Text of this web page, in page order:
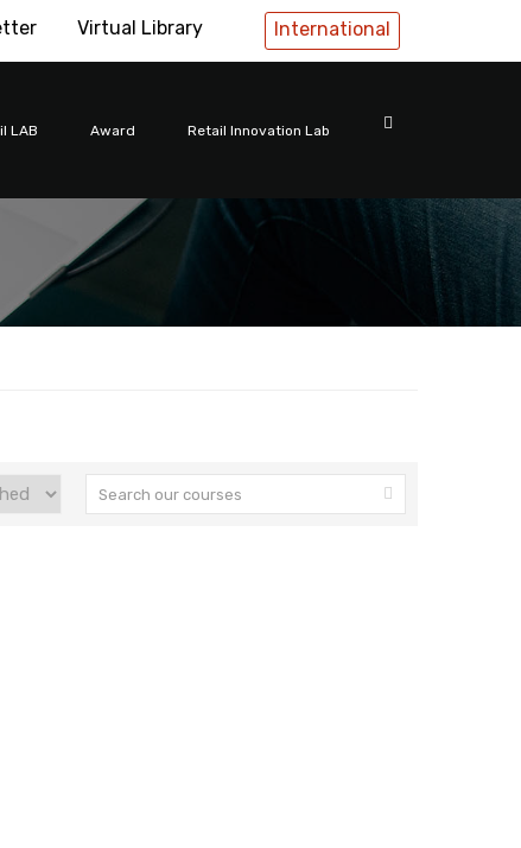
International
Virtual Library
LAB Award Retail Innovation Lab